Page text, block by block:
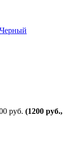
Черный
руб. (1200 руб.,